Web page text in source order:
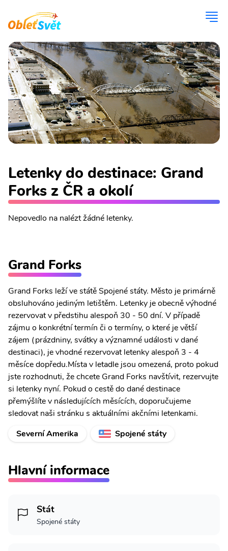
Letenky do destinace: Grand
Forks z ČR a okolí
Nepovedlo na nalézt žádné letenky.
Grand Forks
Grand Forks leží ve státě Spojené státy. Město je primárně
obsluhováno jediným letištěm. Letenky je obecně výhodné
rezervovat v předstihu alespoň 30 - 50 dní. V případě
zájmu o konkrétní termín či o termíny, o které je větší
zájem (prázdniny, svátky a významné události v dané
destinaci), je vhodné rezervovat letenky alespoň 3 - 4
měsíce dopředu.Místa v letadle jsou omezená, proto pokud
jste rozhodnuti, že chcete Grand Forks navštívit, rezervujte
si letenky nyní. Pokud o cestě do dané destinace
přemýšlíte v následujících měsících, doporučujeme
sledovat naši stránku s aktuálními akčními letenkami.
Severní Amerika
Spojené státy
Hlavní informace
Stát
Spojené státy